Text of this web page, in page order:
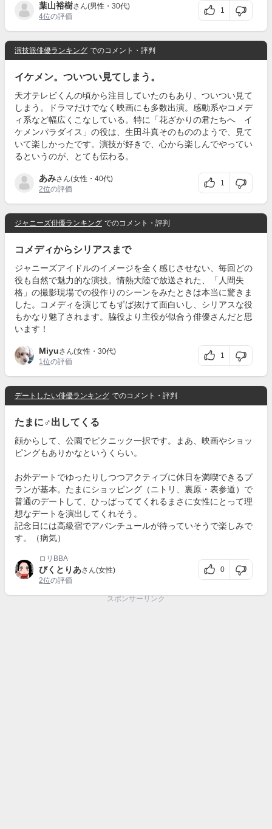
葉山裕樹さん(男性・30代)
4位の評価
1
演技派俳優ランキング でのコメント・評判
イケメン。ついつい見てしまう。
天才テレビくんの頃から注目していたのもあり、ついつい見て
しまう。ドラマだけでなく映画にも多数出演。感動系やコメデ
ィ系など幅広くこなしている。特に「花ざかりの君たちへ イ
ケメンパラダイス」の役は、生田斗真そのもののようで、見て
いて楽しかったです。演技が好きで、心から楽しんでやってい
るというのが、とても伝わる。
あみさん(女性・40代)
2位の評価
1
ジャニーズ俳優ランキング でのコメント・評判
コメディからシリアスまで
ジャニーズアイドルのイメージを全く感じさせない、毎回どの
役も自然で魅力的な演技。情熱大陸で放送された、「人間失
格」の撮影現場での役作りのシーンをみたときは本当に驚きま
した。コメディを演じてもずば抜けて面白いし、シリアスな役
もかなり魅了されます。脇役より主役が似合う俳優さんだと思
います！
Miyuさん(女性・30代)
1位の評価
1
デートしたい俳優ランキング でのコメント・評判
たまに♂出してくる
顔からして、公園でピクニック一択です。まあ、映画やショッ
ピングもありかなというくらい。
お外デートでゆったりしつつアクティブに休日を満喫できるプ
ランが基本。たまにショッピング（ニトリ、裏原・表参道）で
普通のデートして、ひっぱっててくれるまさに女性にとって理
想なデートを演出してくれそう。
記念日には高級宿でアバンチュールが待っていそうで楽しみで
す。（病気）
ロリBBA
びくとりあさん(女性)
2位の評価
0
スポンサーリンク